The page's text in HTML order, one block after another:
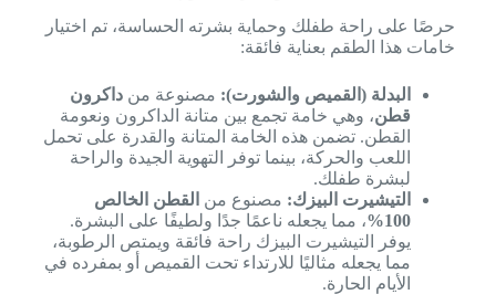
حرصًا على راحة طفلك وحماية بشرته الحساسة، تم اختيار
خامات هذا الطقم بعناية فائقة:
البدلة (القميص والشورت): مصنوعة من داكرون
قطن، وهي خامة تجمع بين متانة الداكرون ونعومة
القطن. تضمن هذه الخامة المتانة والقدرة على تحمل
اللعب والحركة، بينما توفر التهوية الجيدة والراحة
لبشرة طفلك.
التيشيرت البيزك: مصنوع من القطن الخالص
100%
، مما يجعله ناعمًا جدًا ولطيفًا على البشرة.
يوفر التيشيرت البيزك راحة فائقة ويمتص الرطوبة،
مما يجعله مثاليًا للارتداء تحت القميص أو بمفرده في
الأيام الحارة.